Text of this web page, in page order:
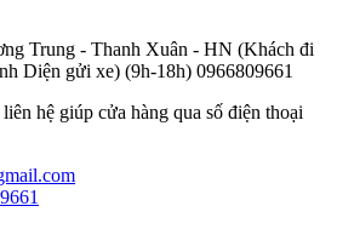
Trung - Thanh Xuân - HN (Khách đi
Diện gửi xe) (9h-18h) 0966809661
hệ giúp cửa hàng qua số điện thoại